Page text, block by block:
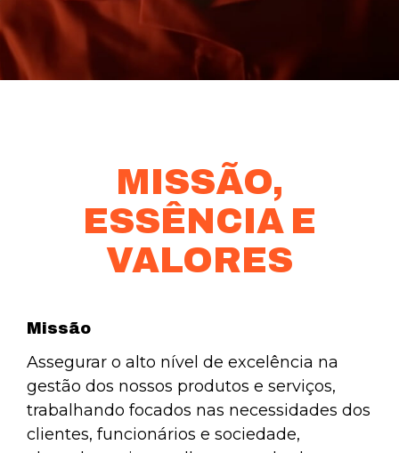
MISSÃO,
ESSÊNCIA E
VALORES
Missão
Assegurar o alto nível de excelência na
gestão dos nossos produtos e serviços,
trabalhando focados nas necessidades dos
clientes, funcionários e sociedade,